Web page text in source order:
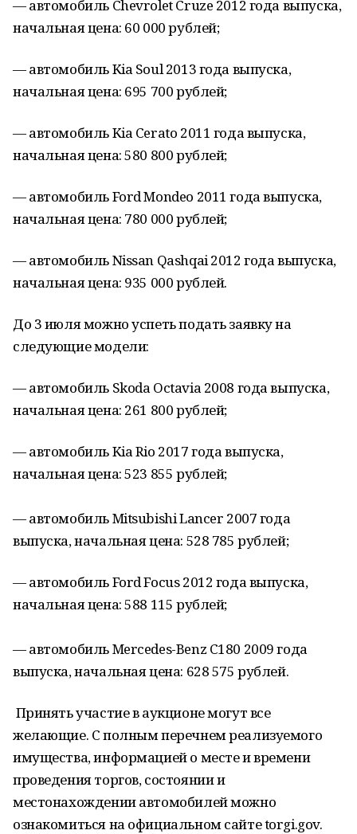
— автомобиль Chevrolet Cruze 2012 года выпуска,
начальная цена: 60 000 рублей;
— автомобиль Kia Soul 2013 года выпуска,
начальная цена: 695 700 рублей;
— автомобиль Kia Cerato 2011 года выпуска,
начальная цена: 580 800 рублей;
— автомобиль Ford Mondeo 2011 года выпуска,
начальная цена: 780 000 рублей;
— автомобиль Nissan Qashqai 2012 года выпуска,
начальная цена: 935 000 рублей.
До 3 июля можно успеть подать заявку на
следующие модели:
— автомобиль Skoda Octavia 2008 года выпуска,
начальная цена: 261 800 рублей;
— автомобиль Kia Rio 2017 года выпуска,
начальная цена: 523 855 рублей;
— автомобиль Mitsubishi Lancer 2007 года
выпуска, начальная цена: 528 785 рублей;
— автомобиль Ford Focus 2012 года выпуска,
начальная цена: 588 115 рублей;
— автомобиль Mercedes-Benz C180 2009 года
выпуска, начальная цена: 628 575 рублей.
Принять участие в аукционе могут все
желающие. С полным перечнем реализуемого
имущества, информацией о месте и времени
проведения торгов, состоянии и
местонахождении автомобилей можно
ознакомиться на официальном сайте torgi.gov.